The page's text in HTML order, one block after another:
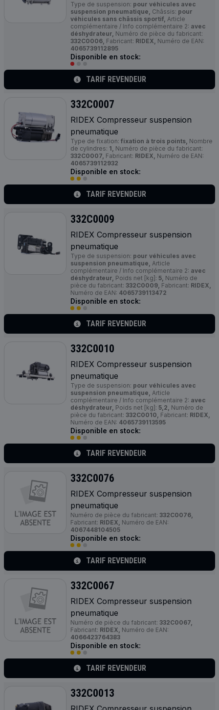
Type de suspension: pour véhicules avec
suspension pneumatique, Châssis: pour
véhicules sans châssis sportif, Article
complémentaire / Info complémentaire 2: avec
déshydrateur, Numéro de pièce du fabricant:
332C0006, Fabricant: RIDEX, Numéro de EAN:
4065739112895
Disponible en stock:
TARIF REVENDEUR
332C0007
RIDEX Compresseur suspension
pneumatique
Type de fixation: fixation à trois points, Nombre
de cylindres: 1, Numéro de pièce du fabricant:
332C0007, Fabricant: RIDEX, Numéro de EAN:
4065739112932
Disponible en stock:
TARIF REVENDEUR
332C0009
RIDEX Compresseur suspension
pneumatique
Type de suspension: pour véhicules avec
suspension pneumatique, Article
complémentaire / Info complémentaire 2: avec
déshydrateur, Poids net [kg]: 5, Numéro de
pièce du fabricant: 332C0009, Fabricant: RIDEX,
Numéro de EAN: 4065739113472
Disponible en stock:
TARIF REVENDEUR
332C0010
RIDEX Compresseur suspension
pneumatique
Type de suspension: pour véhicules avec
suspension pneumatique, Article
complémentaire / Info complémentaire 2: avec
déshydrateur, Poids net [kg]: 5,2, Numéro de
pièce du fabricant: 332C0010, Fabricant: RIDEX,
Numéro de EAN: 4065739113595
Disponible en stock:
TARIF REVENDEUR
332C0076
RIDEX Compresseur suspension
pneumatique
Numéro de pièce du fabricant: 332C0076,
Fabricant: RIDEX, Numéro de EAN:
4067448104505
Disponible en stock:
TARIF REVENDEUR
332C0067
RIDEX Compresseur suspension
pneumatique
Numéro de pièce du fabricant: 332C0067,
Fabricant: RIDEX, Numéro de EAN:
4066423764383
Disponible en stock:
TARIF REVENDEUR
332C0013